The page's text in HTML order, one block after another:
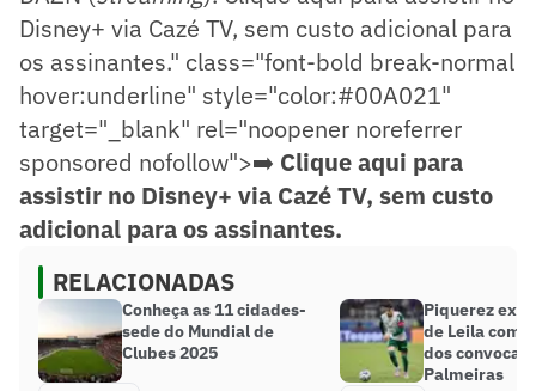
Disney+ via Cazé TV, sem custo adicional para
os assinantes." class="font-bold break-normal
hover:underline" style="color:#00A021"
target="_blank" rel="noopener noreferrer
sponsored nofollow">➡️ Clique aqui para
assistir no Disney+ via Cazé TV, sem custo
adicional para os assinantes.
RELACIONADAS
Conheça as 11 cidades-
sede do Mundial de
Clubes 2025
Piquerez
de Leila com
dos
Palmeiras